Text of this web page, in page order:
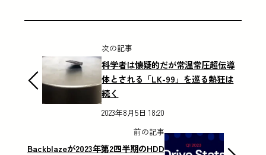
次の記事
科学者は懐疑的だが常温常圧超伝導
体とされる「LK-99」を巡る熱狂は
続く
2023年8月5日 18:20
前の記事
Backblazeが2023年第2四半期のHDD